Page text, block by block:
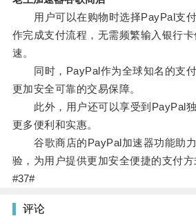
用户可以在购物时选择PayPal支付
作完成支付流程，无需频繁输入银行
速。
同时，PayPal作为全球知名的支付
更加安全可靠的交易保障。
此外，用户还可以享受到PayPal独
更多便利和实惠。
谷歌商店的PayPal加速器功能助力
验，为用户提供更加安全便捷的支付方
#37#
评论